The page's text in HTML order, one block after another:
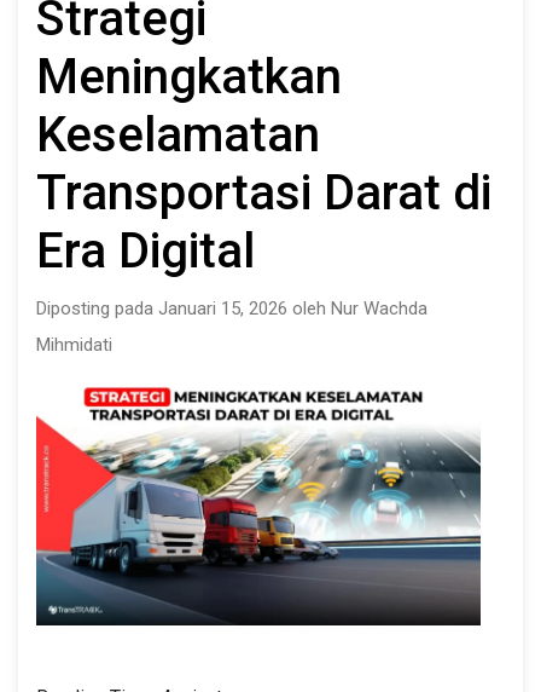
Strategi
Meningkatkan
Keselamatan
Transportasi Darat di
Era Digital
Diposting pada Januari 15, 2026 oleh Nur Wachda
Mihmidati